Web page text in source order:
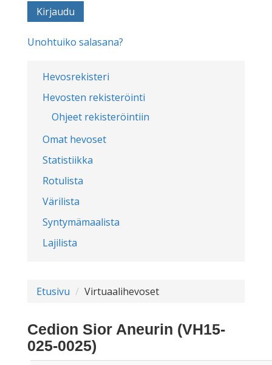
Hevosrekisteri
Hevosten rekisteröinti
Ohjeet rekisteröintiin
Omat hevoset
Statistiikka
Rotulista
Värilista
Syntymämaalista
Lajilista
Unohtuiko salasana?
Etusivu Virtuaalihevoset
Cedion Sior Aneurin (VH15-
025-0025)